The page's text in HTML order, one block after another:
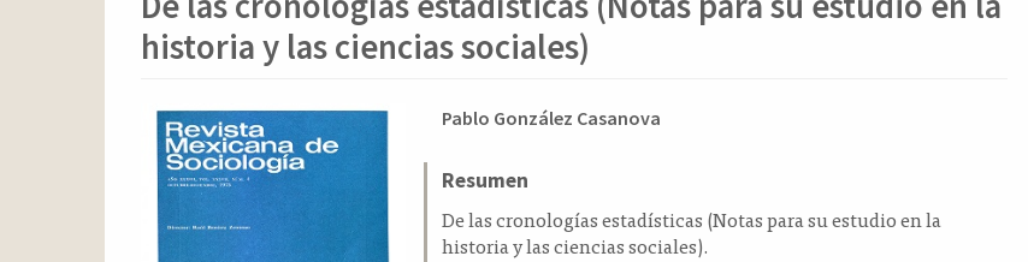
historia y las ciencias sociales)
Barra
lateral
del
artículo
Contenido
del
artículo
Pablo González Casanova
Resumen
De las cronologías estadísticas (Notas para su estudio en la
historia y las ciencias sociales).